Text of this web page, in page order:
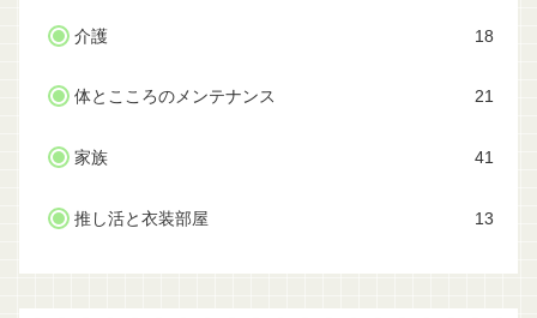
介護 18
体とこころのメンテナンス 21
家族 41
推し活と衣装部屋 13